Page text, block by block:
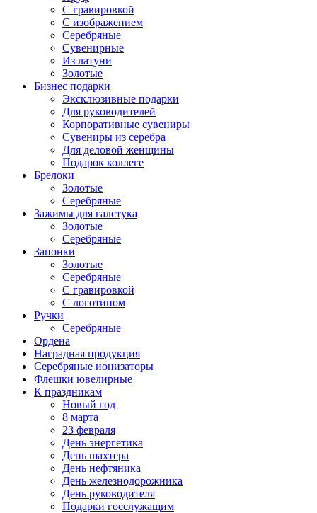
С гравировкой
С изображением
Серебряные
Сувенирные
Из латуни
Золотые
Бизнес подарки
Эксклюзивные подарки
Для руководителей
Корпоративные сувениры
Сувениры из серебра
Для деловой женщины
Подарок коллеге
Брелоки
Золотые
Серебряные
Зажимы для галстука
Золотые
Серебряные
Запонки
Золотые
Серебряные
С гравировкой
С логотипом
Ручки
Серебряные
Ордена
Наградная продукция
Серебряные ионизаторы
Флешки ювелирные
К праздникам
Новый год
8 марта
23 февраля
День энергетика
День шахтера
День нефтяника
День железнодорожника
День руководителя
Подарки госслужащим